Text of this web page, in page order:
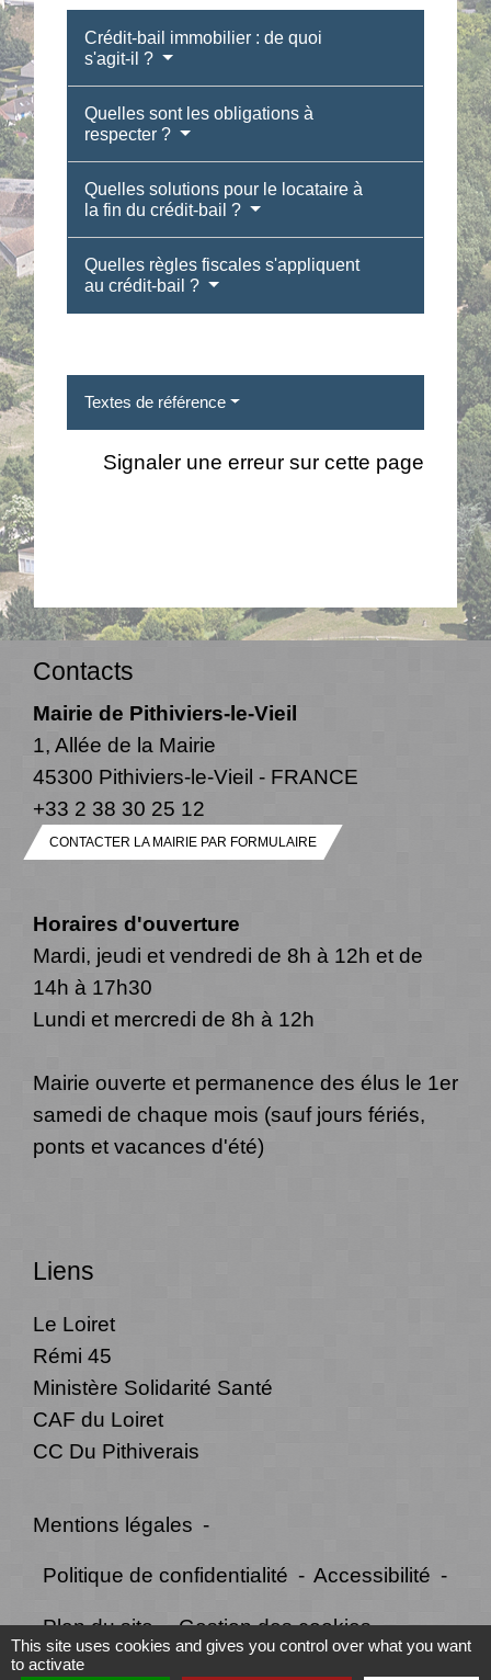
Crédit-bail immobilier : de quoi
s'agit-il ?
Quelles sont les obligations à
respecter ?
Quelles solutions pour le locataire à
la fin du crédit-bail ?
Quelles règles fiscales s'appliquent
au crédit-bail ?
Textes de référence
Signaler une erreur sur cette page
Contacts
Mairie de Pithiviers-le-Vieil
1, Allée de la Mairie
45300 Pithiviers-le-Vieil - FRANCE
+33 2 38 30 25 12
CONTACTER LA MAIRIE PAR FORMULAIRE
Horaires d'ouverture
Mardi, jeudi et vendredi de 8h à 12h et de
14h à 17h30
Lundi et mercredi de 8h à 12h
Mairie ouverte et permanence des élus le 1er
samedi de chaque mois (sauf jours fériés,
ponts et vacances d'été)
Liens
Le Loiret
Rémi 45
Ministère Solidarité Santé
CAF du Loiret
CC Du Pithiverais
Mentions légales -
Politique de confidentialité - Accessibilité -
Plan du site - Gestion des cookies
This site uses cookies and gives you control over what you want
to activate